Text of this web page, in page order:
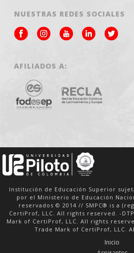
NUESTRAS REDES SOCIALES
AFILIADOS A:
Institución de Educación Superior
por el Ministerio de Educación
reservados © 2014 // SMPC® is a
CertiProf, LLC. All rights reserved. -
Mark of CertiProf, LLC. All rights
Trade Mark of CertiProf, LLC.
Inicio